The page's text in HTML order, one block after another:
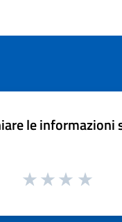
le informazioni